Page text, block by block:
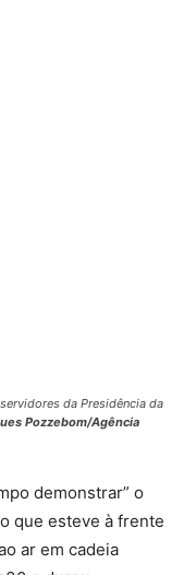
da Presidência da
Pozzebom/Agência
demonstrar” o
que esteve à frente
ar em cadeia